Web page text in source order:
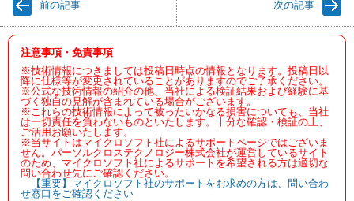
前の記事 次の記事
注意事項・免責事項
※技術情報につきましては投稿日時点の情報となります。投稿日以
降に仕様等が変更されていることがありますのでご了承ください。
※公式な技術情報の紹介の他、当社による検証結果および経験に基
づく独自の見解が含まれている場合がございます。
※これらの技術情報によって被ったいかなる損害についても、当社
は一切責任を負わないものといたします。十分な確認・検証の上、
ご活用お願いたします。
※当サイトはマイクロソフト社によるサポートページではございま
せん。パーソルクロステクノロジー株式会社が運営しているサイト
のため、マイクロソフト社によるサポートを希望される方は適切な
問い合わせ先にご確認ください。
【重要】マイクロソフト社のサポートをお求めの方は、問い合わ
せ窓口をご確認ください